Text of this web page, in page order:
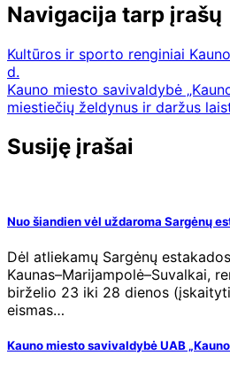
Navigacija tarp įrašų
Kultūros ir sporto renginiai
d.
Kauno miesto savivaldybė
miestiečių želdynus ir daržus
Susiję įrašai
Nuo šiandien vėl uždaroma Sargėnų
Dėl atliekamų Sargėnų
Kaunas–Marijampolė–Suvalkai,
birželio 23 iki 28 dienos
eismas…
Kauno miesto savivaldybė UAB